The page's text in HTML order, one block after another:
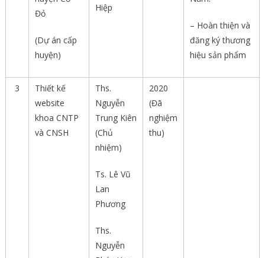
Đỏ
(Dự án cấp
huyện)
Hiệp
– Hoàn thiện và
đăng ký thương
hiệu sản phẩm
3
Thiết kế
website
khoa CNTP
và CNSH
Ths.
Nguyễn
Trung Kiên
(Chủ
nhiệm)
Ts. Lê Vũ
Lan
Phương
Ths.
Nguyễn
2020
(Đã
nghiệm
thu)